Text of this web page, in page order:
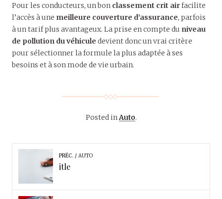
Pour les conducteurs, un bon classement crit airfacilite
l’accès à une meilleure couverture d’assurance, parfois
à un tarif plus avantageux. La prise en compte du niveau
de pollution du véhicule devient donc un vrai critère
pour sélectionner la formule la plus adaptée à ses
besoins et à son mode de vie urbain.
Posted in Auto.
PRÉC. AUTO
itle